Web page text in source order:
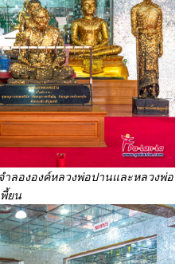
ลององค์หลวงพ่อปานและหลวงพ่อ
พี้ยน